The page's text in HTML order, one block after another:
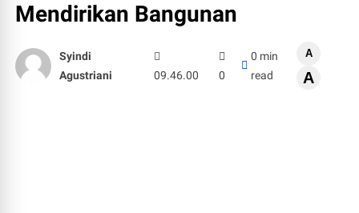
Mendirikan Bangunan
Syindi
Agustriani
09.46.00 0
0 min
read
A
A